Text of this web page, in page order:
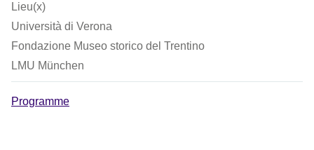
Lieu(x)
Università di Verona
Fondazione Museo storico del Trentino
LMU München
Programme